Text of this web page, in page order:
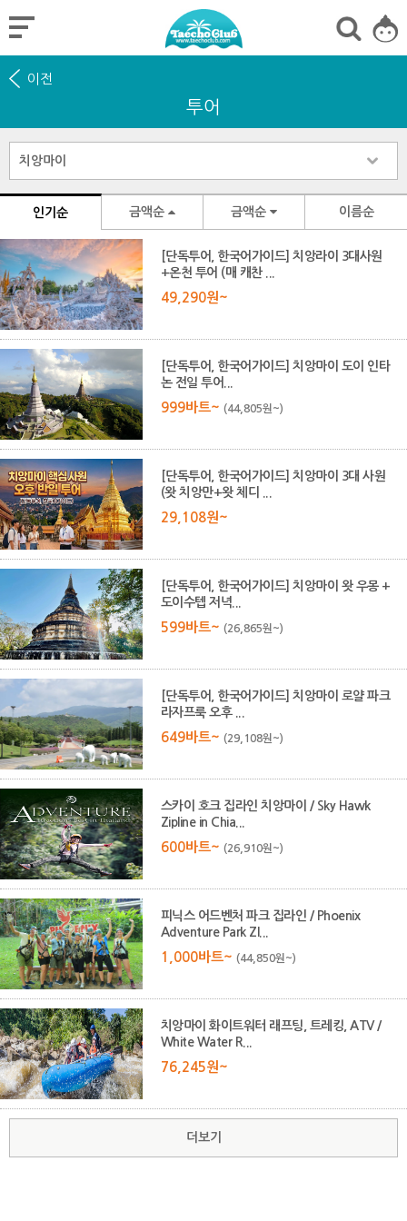
이전
투어
인기순 금액순 금액순 이름순
[단독투어, 한국어가이드] 치앙라이 3대사원
+온천 투어 (매 캐찬 ...
49,290원~
[단독투어, 한국어가이드] 치앙마이 도이 인타
논 전일 투어...
999바트~ (44,805원~)
[단독투어, 한국어가이드] 치앙마이 3대 사원
(왓 치앙만+왓 체디 ...
29,108원~
[단독투어, 한국어가이드] 치앙마이 왓 우몽 +
도이수텝 저녁...
599바트~ (26,865원~)
[단독투어, 한국어가이드] 치앙마이 로얄 파크
라자프룩 오후 ...
649바트~ (29,108원~)
스카이 호크 집라인 치앙마이 / Sky Hawk
Zipline in Chia...
600바트~ (26,910원~)
피닉스 어드벤처 파크 집라인 / Phoenix
Adventure Park ZI...
1,000바트~ (44,850원~)
치앙마이 화이트워터 래프팅, 트레킹, ATV /
White Water R...
76,245원~
더보기